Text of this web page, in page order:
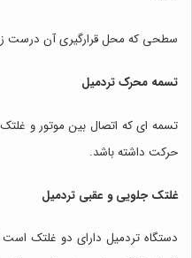
سطحی که محل قرارگیری آن درست
تسمه محرک تردمیل
تسمه ای که اتصال بین موتور و
حرکت داشته باشد.
غلتک جلویی و عقبی تردمیل
دستگاه تردمیل دارای دو غلتک